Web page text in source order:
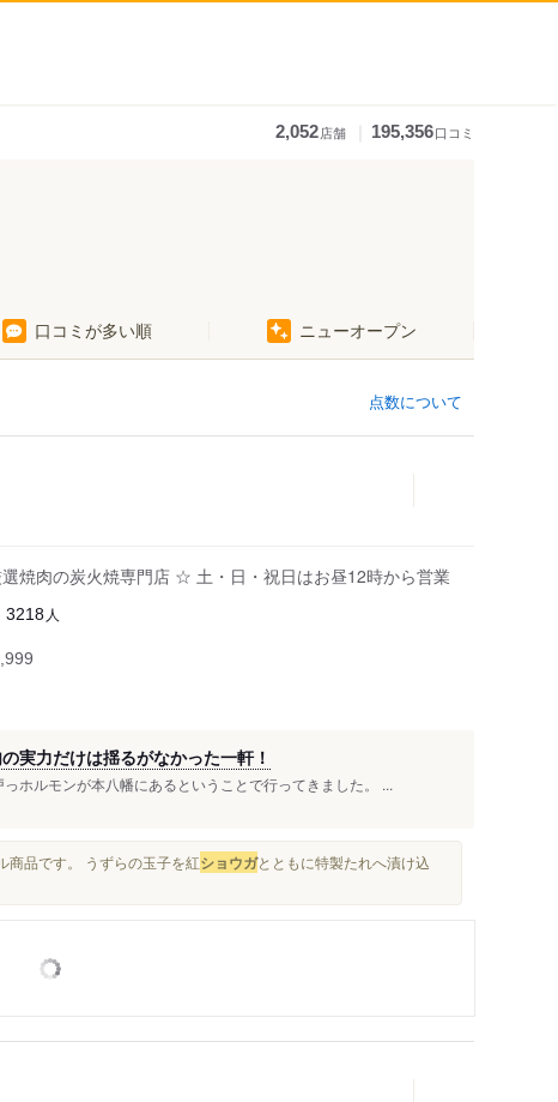
2,052店舗 195,356口コミ
口コミが多い順 ニューオープン
点数について
焼肉の炭火焼専門店 ☆ 土・日・祝日はお昼12時から営業
3218 人
実力だけは揺るがなかった一軒！
ホルモンが本八幡にあるということで行ってきました。 ...
品です。 うずらの玉子を紅ショウガとともに特製たれへ漬け込